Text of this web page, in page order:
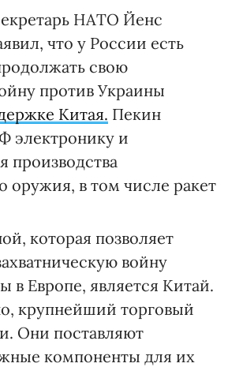
НАТО Йенс
что у России есть
свою
против Украины
Китая. Пекин
электронику и
производства
оружия, в том числе ракет
которая позволяет
войну
в Европе, является Китай.
крупнейший торговый
Они поставляют
компоненты для их